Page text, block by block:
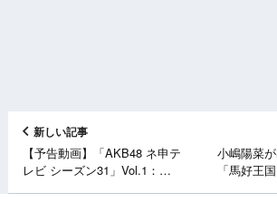
新しい記事
【予告動画】「AKB48 ネ申テ
レビ シーズン31」Vol.1：
小嶋陽菜
「馬好王